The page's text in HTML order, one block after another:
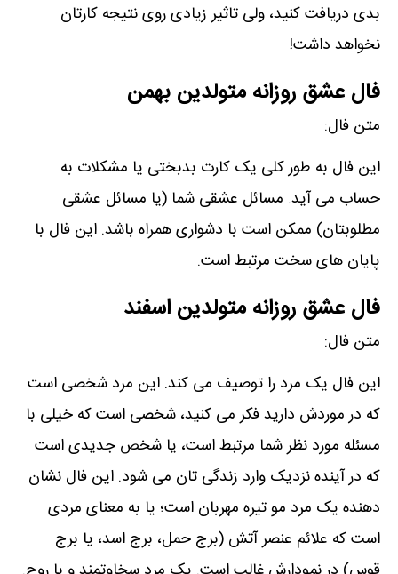
بدی دریافت کنید، ولی تاثیر زیادی روی نتیجه کارتان
نخواھد داشت!
فال عشق روزانه متولدین بهمن
متن فال:
این فال به طور کلی یک کارت بدبختی یا مشکلات به
حساب می آید. مسائل عشقی شما (یا مسائل عشقی
مطلوبتان) ممکن است با دشواری ھمراه باشد. این فال با
پایان ھای سخت مرتبط است.
فال عشق روزانه متولدین اسفند
متن فال:
این فال یک مرد را توصیف می کند. این مرد شخصی است
که در موردش دارید فکر می کنید، شخصی است که خیلی با
مسئله مورد نظر شما مرتبط است، یا شخص جدیدی است
که در آینده نزدیک وارد زندگی تان می شود. این فال نشان
دھنده یک مرد مو تیره مھربان است؛ یا به معنای مردی
است که علائم عنصر آتش (برج حمل، برج اسد، یا برج